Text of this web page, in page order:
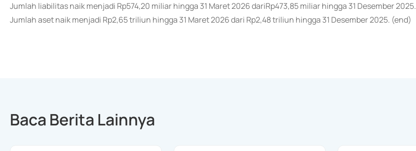
Jumlah liabilitas naik menjadi Rp574,20 miliar hingga 31 Maret 2026 dariRp473,85 miliar hingga 31 Desember 2025.
Jumlah aset naik menjadi Rp2,65 triliun hingga 31 Maret 2026 dari Rp2,48 triliun hingga 31 Desember 2025. (end)
Baca Berita Lainnya